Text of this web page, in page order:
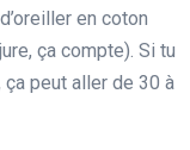
en coton
ça compte). Si tu
peut aller de 30 à